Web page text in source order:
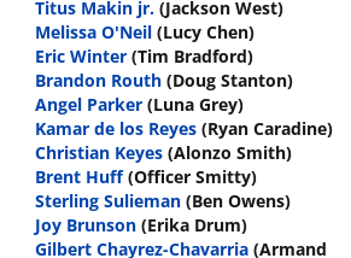
Titus Makin jr. (Jackson West)
Melissa O'Neil (Lucy Chen)
Eric Winter (Tim Bradford)
Brandon Routh (Doug Stanton)
Angel Parker (Luna Grey)
Kamar de los Reyes (Ryan Caradine)
Christian Keyes (Alonzo Smith)
Brent Huff (Officer Smitty)
Sterling Sulieman (Ben Owens)
Joy Brunson (Erika Drum)
Gilbert Chayrez-Chavarria (Armand